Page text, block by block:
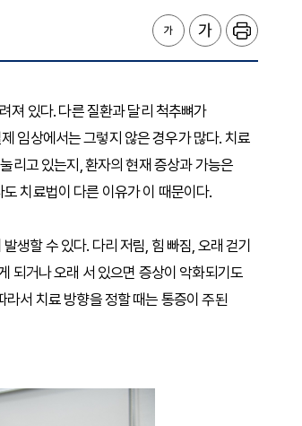
져 있다. 다른 질환과 달리 척추뼈가
임상에서는 그렇지 않은 경우가 많다. 치료
리고 있는지, 환자의 현재 증상과 가능은
치료법이 다른 이유가 이 때문이다.
생할 수 있다. 다리 저림, 힘 빠짐, 오래 걷기
되거나 오래 서 있으면 증상이 악화되기도
서 치료 방향을 정할 때는 통증이 주된